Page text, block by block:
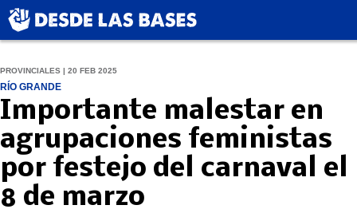
PROVINCIALES | 20 FEB 2025
RÍO GRANDE
Importante malestar en
agrupaciones feministas
por festejo del carnaval el
8 de marzo